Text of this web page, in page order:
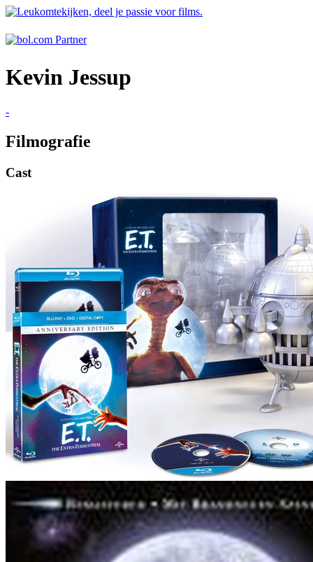
Kevin Jessup
-
Filmografie
Cast